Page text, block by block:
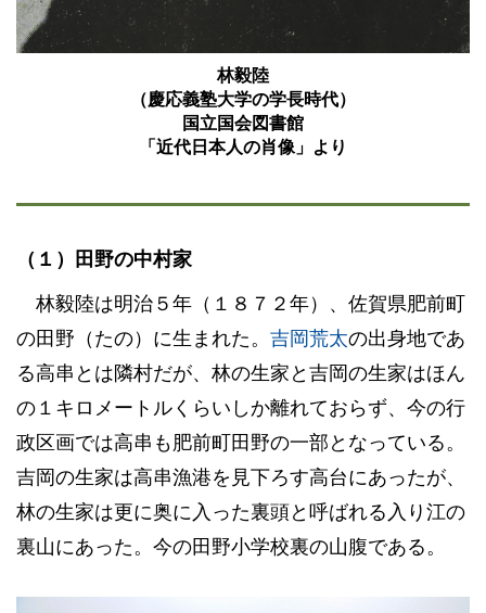
林毅陸
（慶応義塾大学の学長時代）
国立国会図書館
「近代日本人の肖像」より
（１）田野の中村家
林毅陸は明治５年（１８７２年）、佐賀県肥前町
の田野（たの）に生まれた。 吉岡荒太の出身地であ
る高串とは隣村だが、林の生家と吉岡の生家はほん
の１キロメートルくらいしか離れておらず、今の行
政区画では高串も肥前町田野の一部となっている。
吉岡の生家は高串漁港を見下ろす高台にあったが、
林の生家は更に奥に入った裏頭と呼ばれる入り江の
裏山にあった。今の田野小学校裏の山腹である。